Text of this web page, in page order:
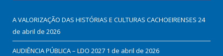
A VALORIZAÇÃO DAS HISTÓRIAS E CULTURAS CACHOEIRENSES 24
de abril de 2026
AUDIÊNCIA PÚBLICA – LDO 2027 1 de abril de 2026